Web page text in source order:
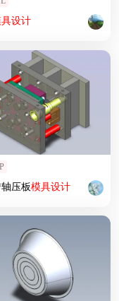
设计
压板模具设计